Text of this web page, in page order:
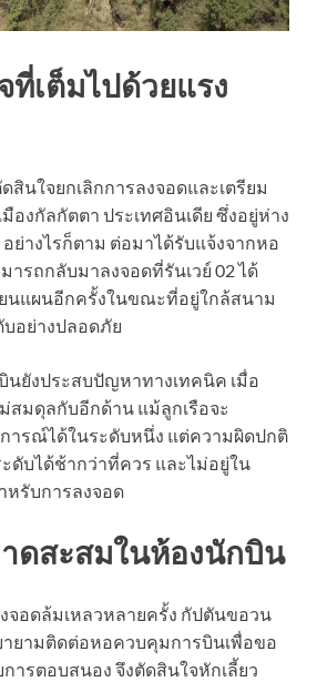
ที่เต็มไปด้วยแรง
นใจยกเลิกการลงจอดและเตรียม
มืองกัลกัตตา ประเทศอินเดีย ซึ่งอยู่ห่าง
อย่างไรก็ตาม ต่อมาได้รับแจ้งจากหอ
รถกลับมาลงจอดที่รันเวย์ 02 ได้
ยนแผนอีกครั้งในขณะที่อยู่ใกล้สนาม
อย่างปลอดภัย
นยังประสบปัญหาทางเทคนิค เมื่อ
สมดุลกับอีกด้าน แม้ลูกเรือจะ
ารณ์ได้ในระดับหนึ่ง แต่ความผิดปกติ
ดับได้ช้ากว่าที่ควร และไม่อยู่ใน
หรับการลงจอด
ดสะสมในห้องนักบิน
จอดล้มเหลวหลายครั้ง กัปตันขอวน
ายามติดต่อหอควบคุมการบินเพื่อขอ
การตอบสนอง จึงตัดสินใจหักเลี้ยว